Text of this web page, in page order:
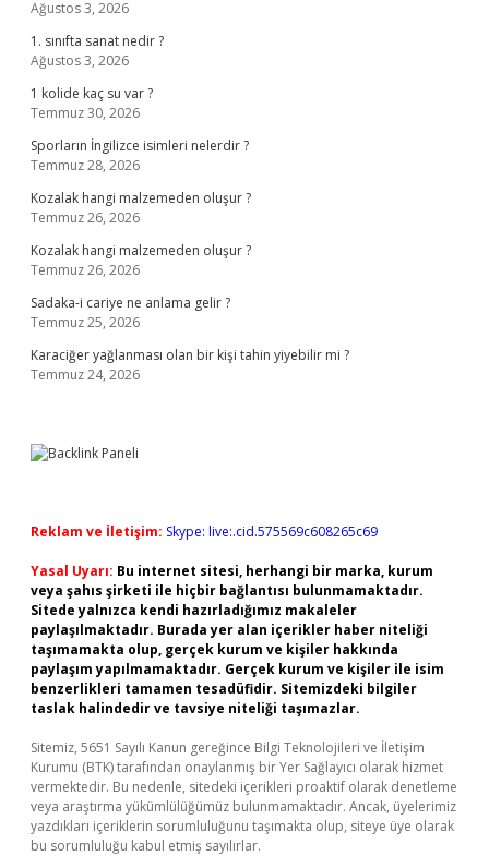
Ağustos 3, 2026
1. sınıfta sanat nedir ?
Ağustos 3, 2026
1 kolide kaç su var ?
Temmuz 30, 2026
Sporların İngilizce isimleri nelerdir ?
Temmuz 28, 2026
Kozalak hangi malzemeden oluşur ?
Temmuz 26, 2026
Kozalak hangi malzemeden oluşur ?
Temmuz 26, 2026
Sadaka-i cariye ne anlama gelir ?
Temmuz 25, 2026
Karaciğer yağlanması olan bir kişi tahin yiyebilir mi ?
Temmuz 24, 2026
Reklam ve İletişim: Skype: live:.cid.575569c608265c69
Yasal Uyarı: Bu internet sitesi, herhangi bir marka, kurum
veya şahıs şirketi ile hiçbir bağlantısı bulunmamaktadır.
Sitede yalnızca kendi hazırladığımız makaleler
paylaşılmaktadır. Burada yer alan içerikler haber niteliği
taşımamakta olup, gerçek kurum ve kişiler hakkında
paylaşım yapılmamaktadır. Gerçek kurum ve kişiler ile isim
benzerlikleri tamamen tesadüfidir. Sitemizdeki bilgiler
taslak halindedir ve tavsiye niteliği taşımazlar.
Sitemiz, 5651 Sayılı Kanun gereğince Bilgi Teknolojileri ve İletişim
Kurumu (BTK) tarafından onaylanmış bir Yer Sağlayıcı olarak hizmet
vermektedir. Bu nedenle, sitedeki içerikleri proaktif olarak denetleme
veya araştırma yükümlülüğümüz bulunmamaktadır. Ancak, üyelerimiz
yazdıkları içeriklerin sorumluluğunu taşımakta olup, siteye üye olarak
bu sorumluluğu kabul etmiş sayılırlar.